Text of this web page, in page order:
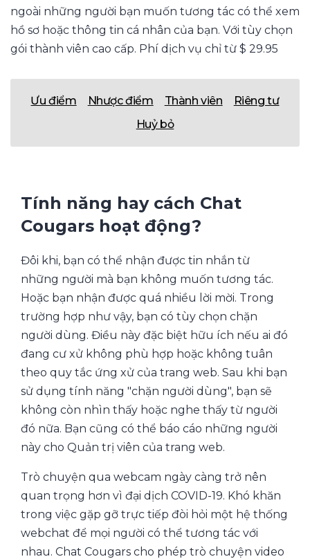
ngoài những người bạn muốn tương tác có thể xem
hồ sơ hoặc thông tin cá nhân của bạn. Với tùy chọn
gói thành viên cao cấp. Phí dịch vụ chỉ từ $ 29.95
Ưu điểm Nhược điểm Thành viên
Riêng tư
Huỷ bỏ
Tính năng hay cách Chat
Cougars hoạt động?
Đôi khi, bạn có thể nhận được tin nhắn từ
những người mà bạn không muốn tương tác.
Hoặc bạn nhận được quá nhiều lời mời. Trong
trường hợp như vậy, bạn có tùy chọn chặn
người dùng. Điều này đặc biệt hữu ích nếu ai đó
đang cư xử không phù hợp hoặc không tuân
theo quy tắc ứng xử của trang web. Sau khi bạn
sử dụng tính năng "chặn người dùng", bạn sẽ
không còn nhìn thấy hoặc nghe thấy từ người
đó nữa. Bạn cũng có thể báo cáo những người
này cho Quản trị viên của trang web.
Trò chuyện qua webcam ngày càng trở nên
quan trọng hơn vì đại dịch COVID-19. Khó khăn
trong việc gặp gỡ trực tiếp đòi hỏi một hệ thống
webchat để mọi người có thể tương tác với
nhau. Chat Cougars cho phép trò chuyện video